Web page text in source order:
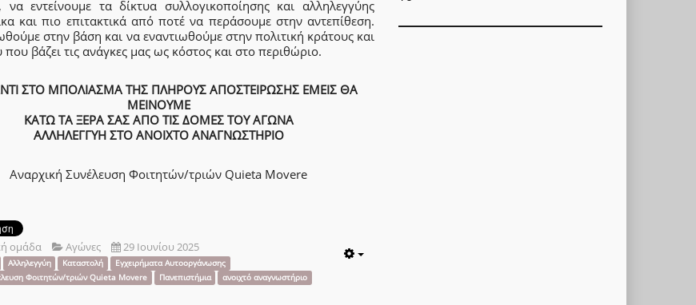
να εντείνουμε τα δίκτυα συλλογικοποίησης και αλληλεγγύης
και πιο επιτακτικά από ποτέ να περάσουμε στην αντεπίθεση.
στην βάση και να εναντιωθούμε στην πολιτική κράτους και
που βάζει τις ανάγκες μας ως κόστος και στο περιθώριο.
ΣΤΟ ΜΠΟΛΙΑΣΜΑ ΤΗΣ ΠΛΗΡΟΥΣ ΑΠΟΣΤΕΙΡΩΣΗΣ ΕΜΕΙΣ ΘΑ
ΜΕΙΝΟΥΜΕ
ΚΑΤΩ ΤΑ ΞΕΡΑ ΣΑΣ ΑΠΟ ΤΙΣ ΔΟΜΕΣ ΤΟΥ ΑΓΩΝΑ
ΑΛΛΗΛΕΓΓΥΗ ΣΤΟ ΑΝΟΙΧΤΟ ΑΝΑΓΝΩΣΤΗΡΙΟ
Αναρχική Συνέλευση Φοιτητών/τριών Quieta Movere
ομάδα Αγώνες 29 Ιουνίου 2025
Αλληλεγγύη Καταστολή
Εγχειρήματα Αυτοοργάνωσης
Φοιτητών/τριών Quieta Movere
Πανεπιστήμια ανοιχτό αναγνωστήριο